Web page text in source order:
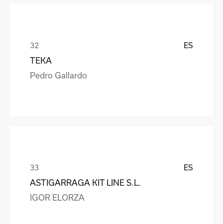
ES
TEKA
Pedro Gallardo
ES
ASTIGARRAGA KIT LINE S.L.
IGOR ELORZA